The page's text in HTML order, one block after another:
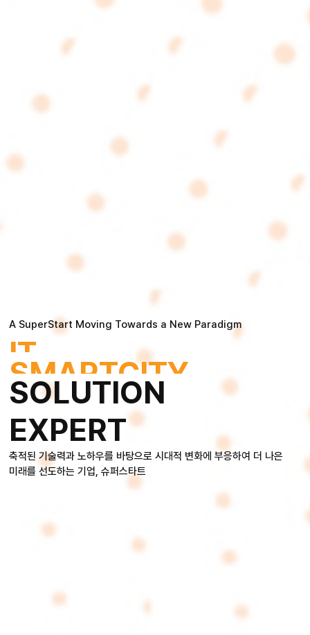
A SuperStart Moving Towards a New Paradigm
SMARTCITY
SOLUTION
EXPERT
축적된 기술력과 노하우를 바탕으로 시대적 변화에 부응하여 더 나은
미래를 선도하는 기업, 슈퍼스타트